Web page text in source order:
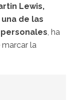
Lewis,
de las
, ha
la